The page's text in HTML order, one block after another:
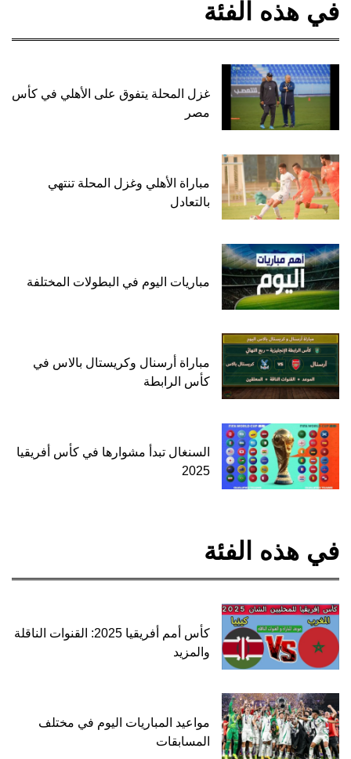
في هذه الفئة
غزل المحلة يتفوق على الأهلي في كأس
مصر
مباراة الأهلي وغزل المحلة تنتهي
بالتعادل
مباريات اليوم في البطولات المختلفة
مباراة أرسنال وكريستال بالاس في
كأس الرابطة
السنغال تبدأ مشوارها في كأس أفريقيا
2025
في هذه الفئة
كأس أمم أفريقيا 2025: القنوات الناقلة
والمزيد
مواعيد المباريات اليوم في مختلف
المسابقات